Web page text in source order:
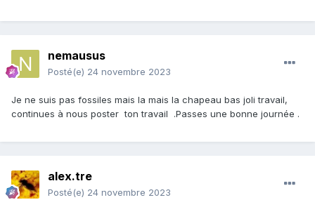
nemausus
Posté(e) 24 novembre 2023
Je ne suis pas fossiles mais la mais la chapeau bas joli travail,
continues à nous poster ton travail .Passes une bonne journée .
alex.tre
Posté(e) 24 novembre 2023